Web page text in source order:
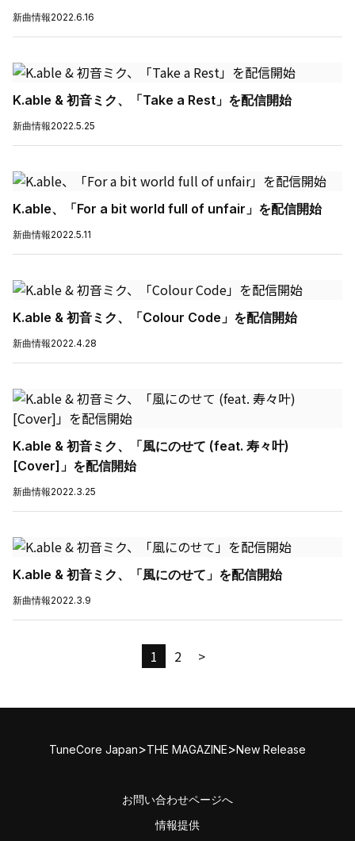
新曲情報2022.6.16
K.able & 初音ミク、「Take a Rest」を配信開始
新曲情報2022.5.25
K.able、「For a bit world full of unfair」を配信開始
新曲情報2022.5.11
K.able & 初音ミク、「Colour Code」を配信開始
新曲情報2022.4.28
K.able & 初音ミク、「風にのせて (feat. 寿々叶)
[Cover]」を配信開始
新曲情報2022.3.25
K.able & 初音ミク、「風にのせて」を配信開始
新曲情報2022.3.9
1 2 >
TuneCore Japan>THE MAGAZINE>New Release
お問い合わせページへ
情報提供